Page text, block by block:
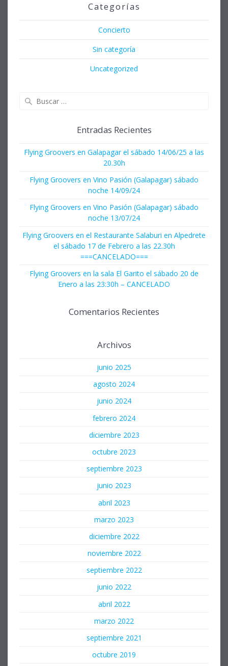
Categorías
Concierto
Sin categoría
Uncategorized
Entradas Recientes
Flying Groovers en Galapagar el sábado 14/06/25 a las
20.30h
Flying Groovers en Vino Pasión (Galapagar) sábado
noche 14/09/24
Flying Groovers en Vino Pasión (Galapagar) sábado
noche 13/07/24
Flying Groovers en el Restaurante Salaburi en Alpedrete
el sábado 17 de Febrero a las 22.30h
===CANCELADO===
Flying Groovers en la sala El Garito el sábado 20 de
Enero a las 23:30h – CANCELADO
Comentarios Recientes
Archivos
junio 2025
agosto 2024
junio 2024
febrero 2024
diciembre 2023
octubre 2023
septiembre 2023
junio 2023
abril 2023
marzo 2023
diciembre 2022
noviembre 2022
septiembre 2022
junio 2022
abril 2022
marzo 2022
septiembre 2021
octubre 2019